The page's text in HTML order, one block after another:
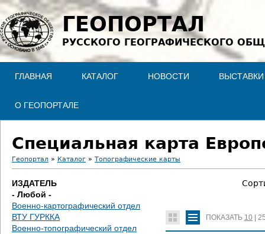
Jump to navigation
ГЕОПОРТАЛ
РУССКОГО ГЕОГРАФИЧЕСКОГО
ГЛАВНАЯ КАТАЛОГ НОВОСТИ ВЫСТАВКИ
О ГЕОПОРТАЛЕ
Специальная карта
В
ы
з
Геопортал » Каталог » Топографические карты
ИЗДАТЕЛЬ
- Любой -
Военно-картографический отдел
ВТУ ГУРККА
Военно-топографический отдел
ПОКАЗАТЬ 10